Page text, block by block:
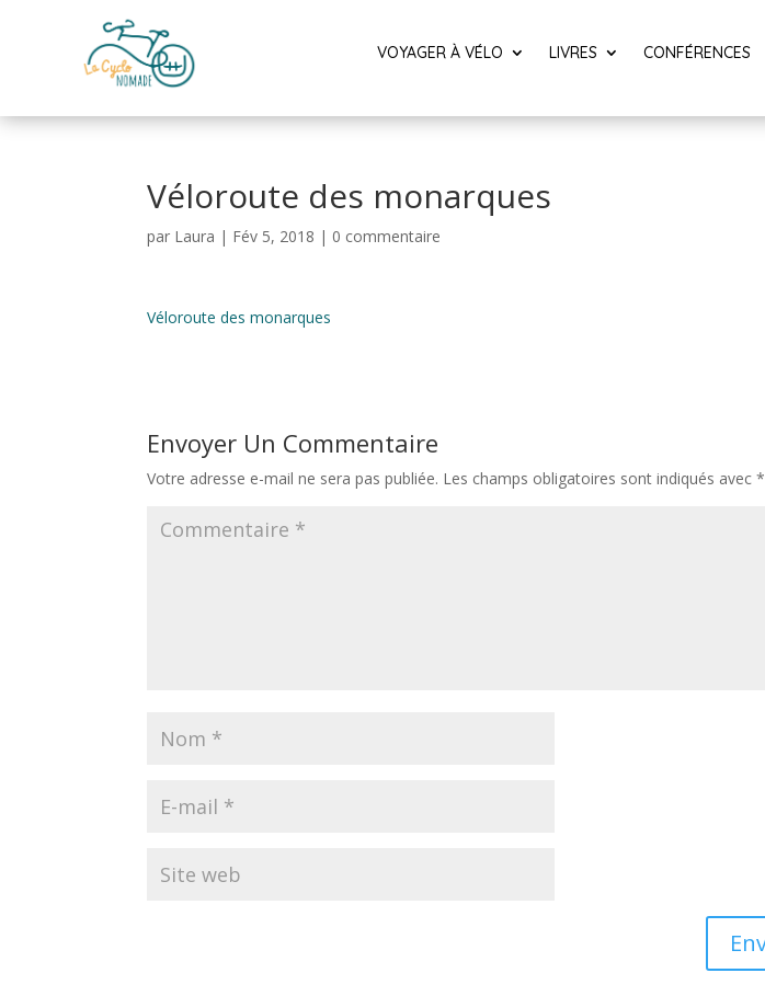
VOYAGER À VÉLO LIVRES CONFÉRENCES
Véloroute des monarques
par Laura | Fév 5, 2018 | 0 commentaire
Véloroute des monarques
Envoyer Un Commentaire
Votre adresse e-mail ne sera pas publiée. Les champs obligatoires sont indiqués avec*